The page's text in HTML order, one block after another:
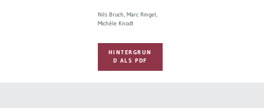
Nils Bruch Marc Ringel
Michèle Knodt
HINTERGRUN
D ALS PDF